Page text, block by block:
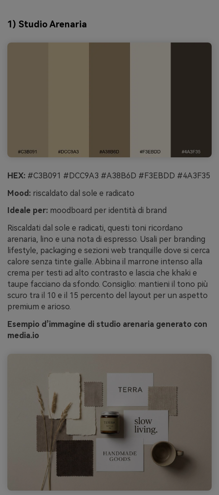
1) Studio Arenaria
HEX: #C3B091 #DCC9A3 #A38B6D #F3EBDD #4A3F35
Mood: riscaldato dal sole e radicato
Ideale per: moodboard per identità di brand
Riscaldati dal sole e radicati, questi toni ricordano
arenaria, lino e una nota di espresso. Usali per branding
lifestyle, packaging e sezioni web tranquille dove si cerca
calore senza tinte gialle. Abbina il marrone intenso alla
crema per testi ad alto contrasto e lascia che khaki e
taupe facciano da sfondo. Consiglio: mantieni il tono più
scuro tra il 10 e il 15 percento del layout per un aspetto
premium e arioso.
Esempio d’immagine di studio arenaria generato con
media.io